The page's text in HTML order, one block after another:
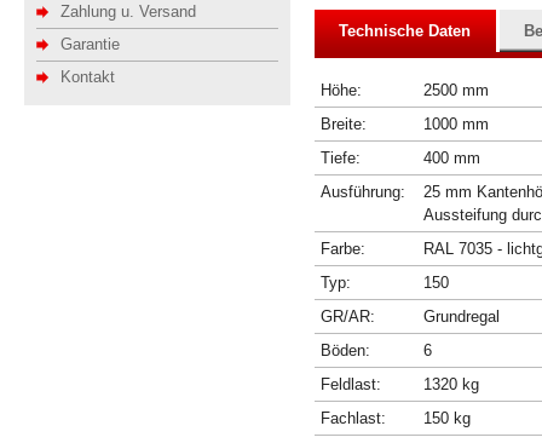
Zahlung u. Versand
Garantie
Kontakt
Technische Daten
Höhe:
2500 mm
Breite:
1000 mm
Tiefe:
400 mm
Ausführung:
25 mm
Aussteifung
Farbe:
RAL 7035 -
Typ:
150
GR/AR:
Grundregal
Böden:
6
Feldlast:
1320 kg
Fachlast:
150 kg